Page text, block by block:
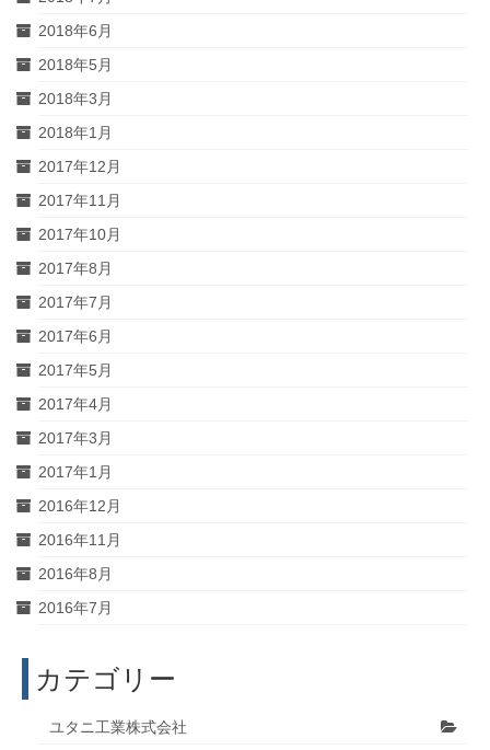
2018年6月
2018年5月
2018年3月
2018年1月
2017年12月
2017年11月
2017年10月
2017年8月
2017年7月
2017年6月
2017年5月
2017年4月
2017年3月
2017年1月
2016年12月
2016年11月
2016年8月
2016年7月
カテゴリー
ユタニ工業株式会社